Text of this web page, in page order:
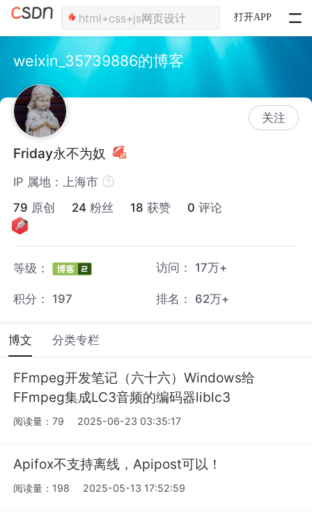
打开APP
weixin_35739886的博客
关注
Friday永不为奴
IP 属地：上海市
79 原创 24 粉丝 18 获赞 0 评论
等级： 访问： 17万+
积分： 197 排名： 62万+
博文 分类专栏
FFmpeg开发笔记（六十六）Windows给
FFmpeg集成LC3音频的编码器liblc3
阅读量：79 2025-06-23 03:35:17
Apifox不支持离线，Apipost可以！
阅读量：198 2025-05-13 17:52:59